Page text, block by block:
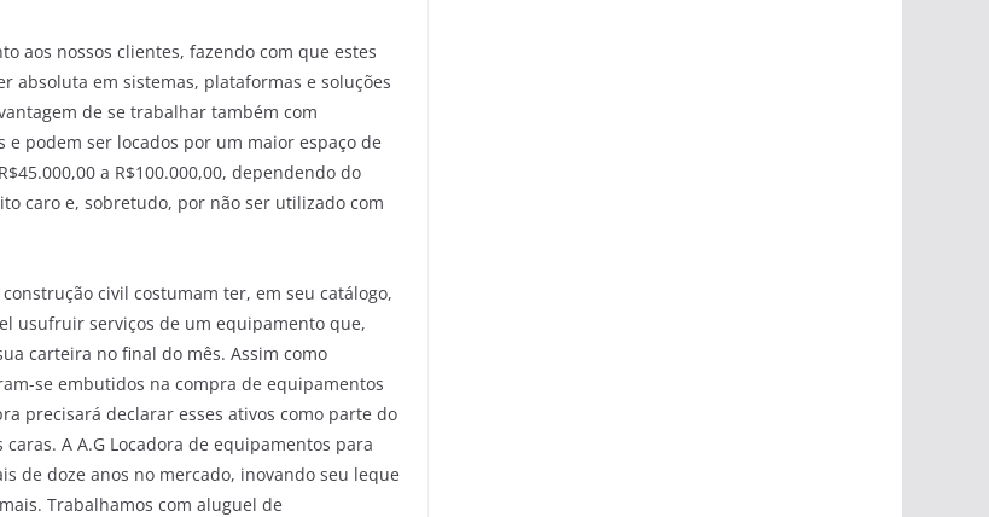
aos nossos clientes, fazendo com que estes
absoluta em sistemas, plataformas e soluções
de se trabalhar também com
e podem ser locados por um maior espaço de
a R$100.000,00, dependendo do
caro e, sobretudo, por não ser utilizado com
civil costumam ter, em seu catálogo,
usufruir serviços de um equipamento que,
carteira no final do mês. Assim como
se embutidos na compra de equipamentos
precisará declarar esses ativos como parte do
A A.G Locadora de equipamentos para
de doze anos no mercado, inovando seu leque
Trabalhamos com aluguel de